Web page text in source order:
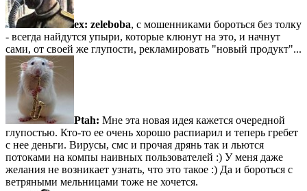
ex: zeleboba, с мошенниками бороться без толку
- всегда найдутся упыри, которые клюнут на это, и начнут
сами, от своей же глупости, рекламировать "новый продукт"...
Ptah: Мне эта новая идея кажется очередной
глупостью. Кто-то ее очень хорошо распиарил и теперь гребет
с нее деньги. Вирусы, смс и прочая дрянь так и льются
потоками на компы наивных пользователей :) У меня даже
желания не возникает узнать, что это такое :) Да и бороться с
ветряными мельницами тоже не хочется.